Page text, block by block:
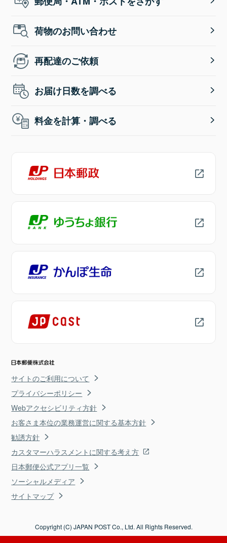
荷物のお問い合わせ
再配達のご依頼
お届け日数を調べる
料金を計算・調べる
サイトのご利用について
プライバシーポリシー
Webアクセシビリティ方針
お客さま本位の業務運営に関する基本方針
勧誘方針
カスタマーハラスメントに関する考え方
日本郵便公式アプリ一覧
ソーシャルメディア
サイトマップ
Copyright (C) JAPAN POST Co., Ltd. All Rights Reserved.